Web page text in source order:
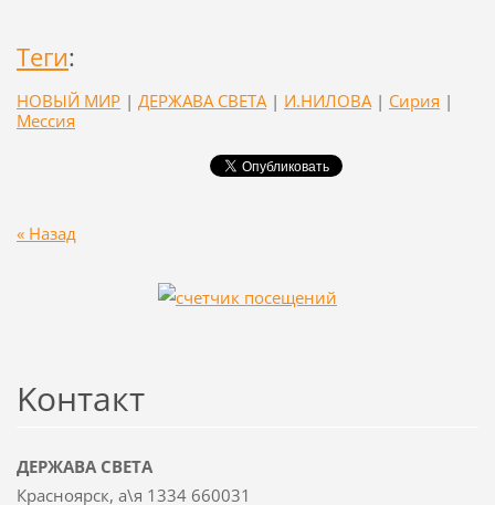
Теги:
НОВЫЙ МИР | ДЕРЖАВА СВЕТА | И.НИЛОВА | Сирия |
Мессия
« Назад
Koнтакт
ДЕРЖАВА СВЕТА
Красноярск, а\я 1334 660031